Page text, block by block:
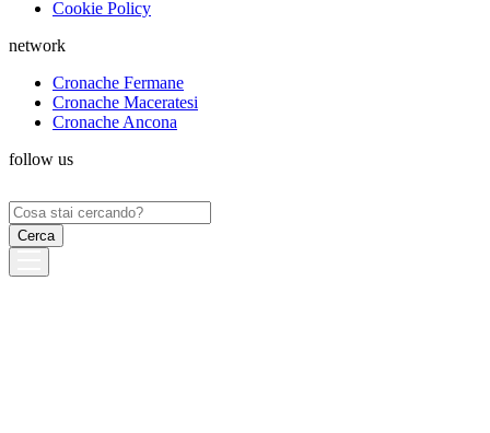
Cookie Policy
network
Cronache Fermane
Cronache Maceratesi
Cronache Ancona
follow us
Ricerca
per: